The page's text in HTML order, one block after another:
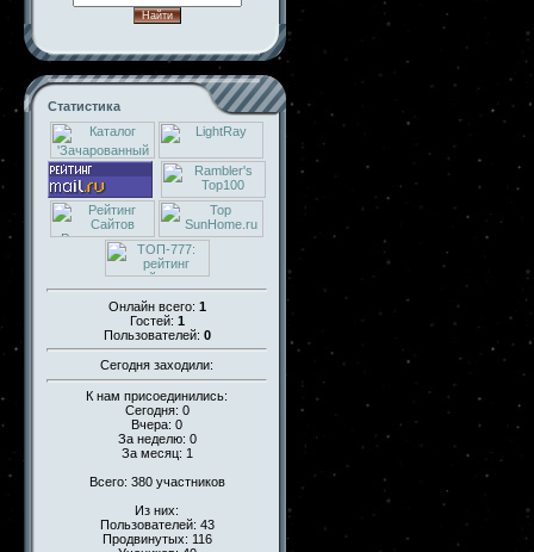
Статистика
Онлайн всего: 1
Гостей: 1
Пользователей: 0
Сегодня заходили:
К нам присоединились:
Сегодня: 0
Вчера: 0
За неделю: 0
За месяц: 1
Всего: 380 участников
Из них:
Пользователей: 43
Продвинутых: 116